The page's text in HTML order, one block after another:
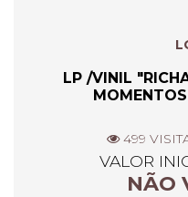
LP /VINIL
499
VALOR
NÃO